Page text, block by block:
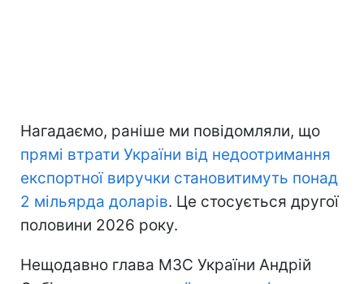
Нагадаємо, раніше ми повідомляли, що
прямі втрати України від недоотримання
експортної виручки становитимуть понад
2 мільярда доларів. Це стосується другої
половини 2026 року.
Нещодавно глава МЗС України Андрій